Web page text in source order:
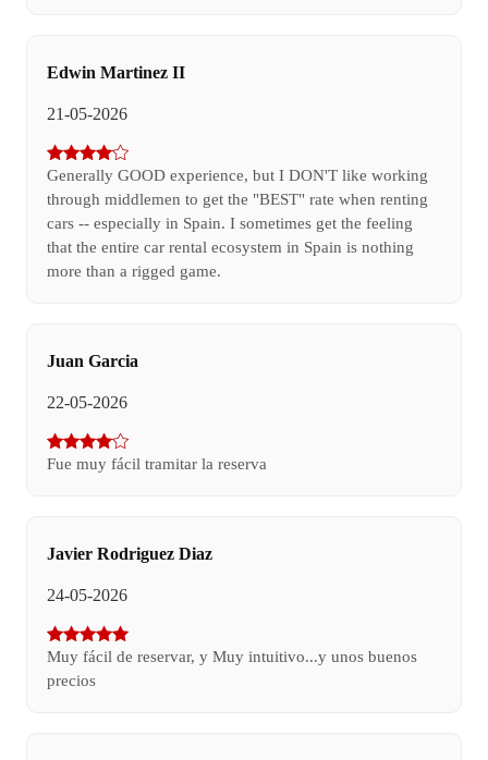
Edwin Martinez II
21-05-2026
Generally GOOD experience, but I DON'T like working
through middlemen to get the "BEST" rate when renting
cars -- especially in Spain. I sometimes get the feeling
that the entire car rental ecosystem in Spain is nothing
more than a rigged game.
Juan Garcia
22-05-2026
Fue muy fácil tramitar la reserva
Javier Rodriguez Diaz
24-05-2026
Muy fácil de reservar, y Muy intuitivo...y unos buenos
precios